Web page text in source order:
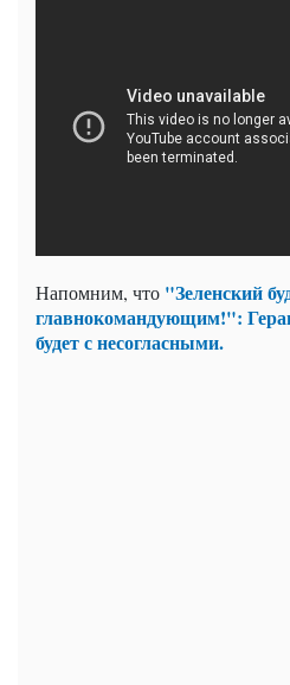
Напомним, что "Зеленский
главнокомандующим!":
будет с несогласными.